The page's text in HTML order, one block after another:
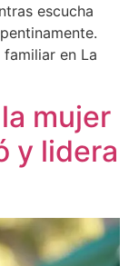
escucha
en La
mujer
y lidera